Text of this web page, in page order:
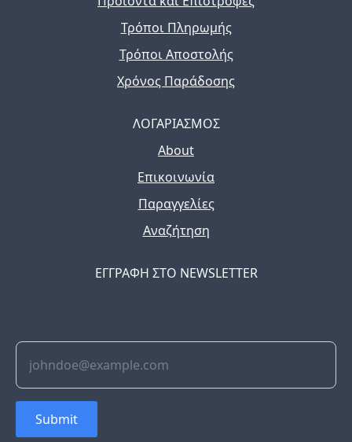
Τρόποι Πληρωμής
Τρόποι Αποστολής
Χρόνος Παράδοσης
ΛΟΓΑΡΙΑΣΜΟΣ
About
Επικοινωνία
Παραγγελίες
Αναζήτηση
ΕΓΓΡΑΦΗ ΣΤΟ NEWSLETTER
Submit